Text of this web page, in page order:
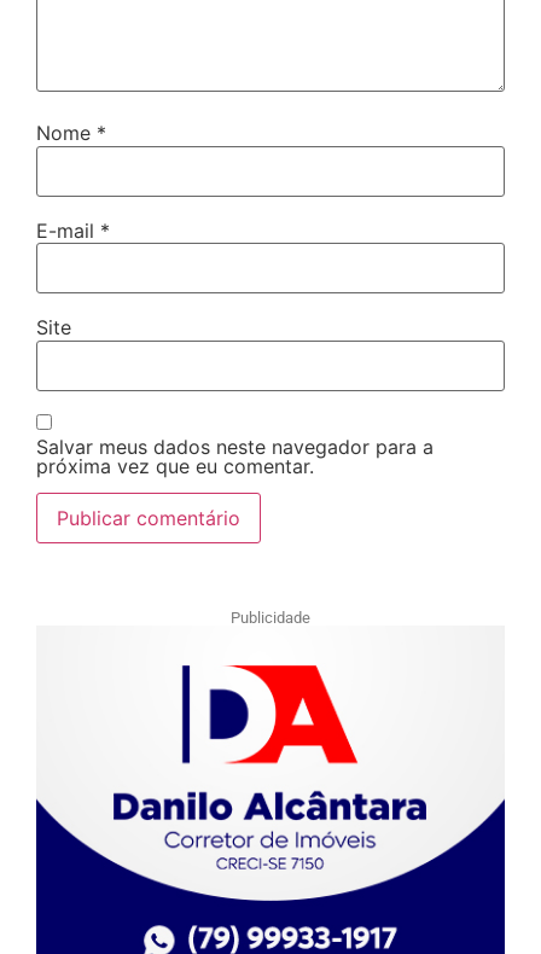
Nome *
E-mail *
Site
Salvar meus dados neste navegador para a
próxima vez que eu comentar.
Publicidade